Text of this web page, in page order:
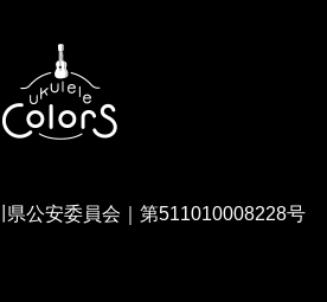
県公安委員会｜第511010008228号